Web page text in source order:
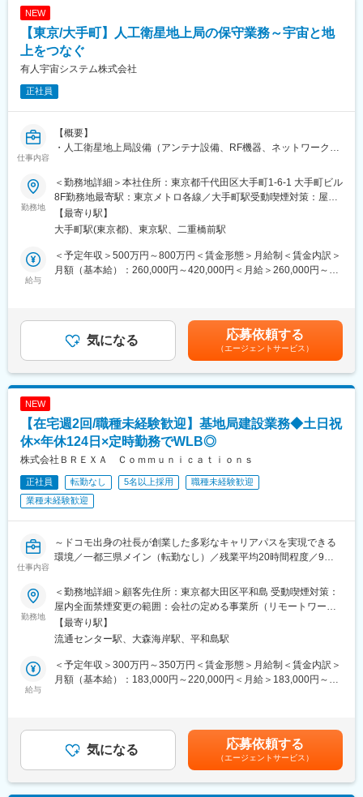
変更の範囲：会社の定める業務
■業務内容：
・基地局内製保守（基地局故障時に自社にて交換・復旧対応作業
を実施）の取り組みにより、故障に伴う携帯電話サービスの早期
復旧を目指しています。
・復旧作業にあたっては、Starlink衛星通信を使った最新の技術に
より他社に先駆けて早期の復旧出来るよう日々訓練を行っていま
・深夜/休日対応の頻度：月2～3回程度／出張の頻度：月1回程度
■当ポジションの魅力：
・日常生活に欠かせない携帯電話をはじめとした、さまざま社会
インフラを支えている通信設備の運用保守業務に携わることで難
易度の高い資格の取得だけでなく、やりがいや達成感を感じるこ
とが出来ます。
保守業務に従事して頂きます。
・経験者の方は即戦力として、未経験者の方もOJTプログラムを
通じて業務スキルを習得しご活躍頂くことが可能です。
業務を担い、将来的には管理職候補としてグループリーダーとな
変更の範囲：会社の定める業務
NEW
【東京/大手町】人工衛星地上局の保守業務～宇宙と地
上をつなぐ
有人宇宙システム株式会社
正社員
仕事内容
【概要】
・人工衛星地上局設備（アンテナ設備、RF機器、ネットワーク機
・顧客や人工衛星地上局の運用者と連携しながら、運用中の人工
衛星地上局設備で発生した各種の障害の一次切り分けを行い、各
設備におけるハードウェア・ソフトウェアベンダー（以下、ベン
ダーとします）との調整業務（英文メールのやり取りや状況に応
じて英語での打合を含む）を行っていただきます。
・ベンダーとの調整を踏まえ、運用復旧の暫定処置、恒久処置、
定期保守作業に係る業務を行っていただきます。
・人工衛星地上局設備の開発、維持・保守、運用に関する業務経
・人工衛星地上システム全般の開発、維持・保守に関する業務経
アナライザー等）・評価・障害解析に関する業務経験
・TCP/IPネットワークの知識
・Linuxサーバ/Windowsサーバの運用経験
【歓迎する経験・スキル】
・ハードウェア・ソフトウェアベンダー提供製品の保守に関する
業務経験
保守に関するスキルまたは業務経験
・RF・マイクロ波回路に関する知識
整経験
【求める人物像】
・関係者との調整・合意形成を円滑に、粘り強く進められる方
・専門性を深めながら、視野を広く持って物事を捉えられる方
・未経験の分野に対しても、自ら学び成長していける方
・国際的な環境での業務に前向きに取り組める方
・障害対応時にも冷静に判断できる方
勤務地
＜勤務地詳細＞本社住所：東京都千代田区大手町1-6-1 大手町ビル
8F勤務地最寄駅：東京メトロ各線／大手町駅受動喫煙対策：屋内
全面禁煙変更の範囲：会社の定める事業所（リモートワーク含
む）
【最寄り駅】
大手町駅(東京都)、東京駅、二重橋前駅
給与
＜予定年収＞500万円～800万円＜賃金形態＞月給制＜賃金内訳＞
月額（基本給）：260,000円～420,000円＜月給＞260,000円～
■交通費支給■その他、諸手当あり賃金はあくまでも目安の金額で
あり、選考を通じて上下する可能性があります。月給(月額)は固定
気になる 応募依頼する
（エージェントサービス）
NEW
【在宅週2回/職種未経験歓迎】基地局建設業務◆土日祝
休×年休124日×定時勤務でWLB◎
株式会社ＢＲＥＸＡ Ｃｏｍｍｕｎｉｃａｔｉｏｎｓ
正社員 転勤なし 5名以上採用
職種未経験歓迎
業種未経験歓迎
仕事内容
～ドコモ出身の社長が創業した多彩なキャリアパスを実現できる
環境／一都三県メイン（転勤なし）／残業平均20時間程度／9割
〇社長がドコモ出身のため、通信業界大手とのお取引がほとんど
です
〇中でも法人向けサポートなど専門性の高い案件をお預かりして
いるため、働きやすく、長期的に就業することができます
〇しっかりサポートを受けられる環境で安定して働きたい、その
中で専門性も身に着けていきたい方にお勧めです！
■職務概要
■基地局とは
携帯電話やその他の無線通信機器が通信するための中継局のこと
です。基地局は、私たちが日常的に利用するスマートフォンやタ
勤務地
＜勤務地詳細＞顧客先住所：東京都大田区平和島 受動喫煙対策：
屋内全面禁煙変更の範囲：会社の定める事業所（リモートワーク
含む）
【最寄り駅】
流通センター駅、大森海岸駅、平和島駅
給与
＜予定年収＞300万円～350万円＜賃金形態＞月給制＜賃金内訳＞
月額（基本給）：183,000円～220,000円＜月給＞183,000円～
であり、選考を通じて上下する可能性があります。月給(月額)は固
定手当を含めた表記です。
気になる 応募依頼する
（エージェントサービス）